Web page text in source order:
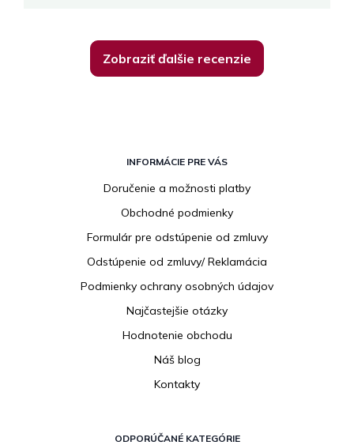
Zobraziť ďalšie recenzie
INFORMÁCIE PRE VÁS
Doručenie a možnosti platby
Obchodné podmienky
Formulár pre odstúpenie od zmluvy
Odstúpenie od zmluvy/ Reklamácia
Podmienky ochrany osobných údajov
Najčastejšie otázky
Hodnotenie obchodu
Náš blog
Kontakty
ODPORÚČANÉ KATEGÓRIE